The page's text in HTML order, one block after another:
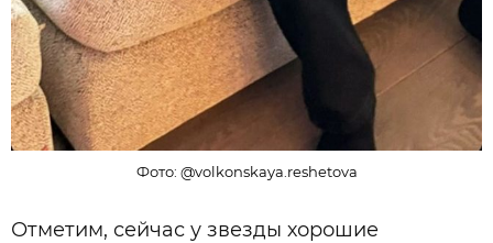
Фото: @volkonskaya.reshetova
Отметим, сейчас у звезды хорошие